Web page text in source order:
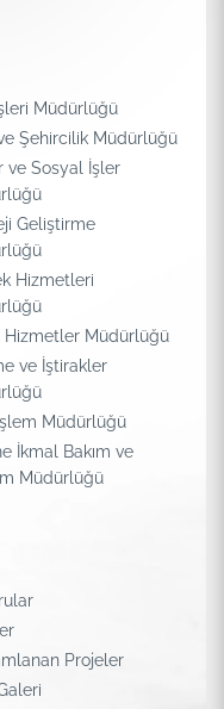
Müdürlüğü
Şehircilik Müdürlüğü
ve Sosyal İşler
Geliştirme
Hizmetleri
Hizmetler Müdürlüğü
ve İştirakler
Müdürlüğü
İkmal Bakım ve
Müdürlüğü
Projeler